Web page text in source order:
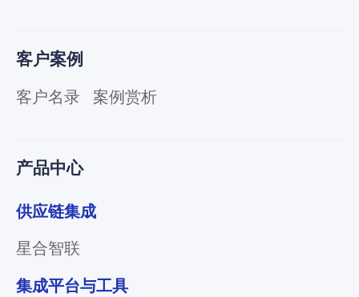
客户案例
客户名录 案例赏析
产品中心
供应链集成
星合智联
集成平台与工具